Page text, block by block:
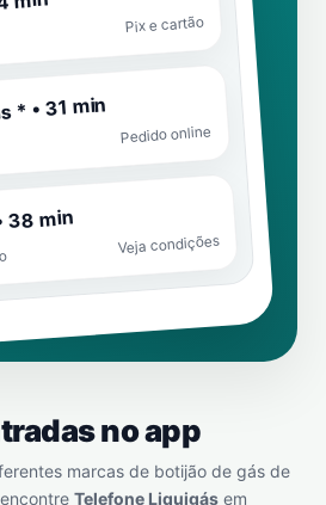
Pix e cartão
* • 31 min
Pedido online
38 min
Veja condições
no app
marcas de botijão de gás de
Telefone Liquigás em